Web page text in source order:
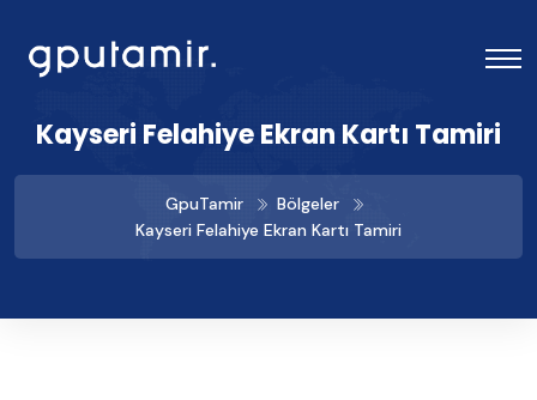
Kayseri Felahiye Ekran Kartı Tamiri
GpuTamir
Bölgeler
Kayseri Felahiye Ekran Kartı Tamiri